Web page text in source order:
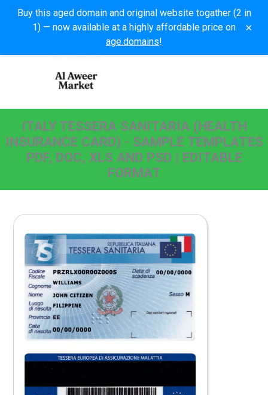
Buy this aged domain and original website togather (2 in
1) — now available at a highly affordable price on
age.domains!
×
ITALY TESSERA SANITARIA (HEALTH
INSURANCE CARD) - SAMPLE TEMPLATES
PDF, DOC, XLS AND PSD | EDITABLE
FORMAT